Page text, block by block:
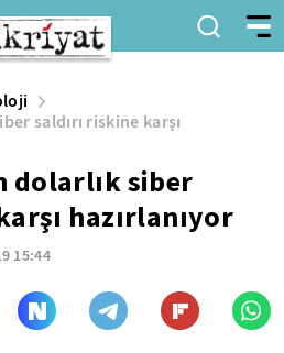
saldırı riskine karşı
dolarlık siber
hazırlanıyor
15:44